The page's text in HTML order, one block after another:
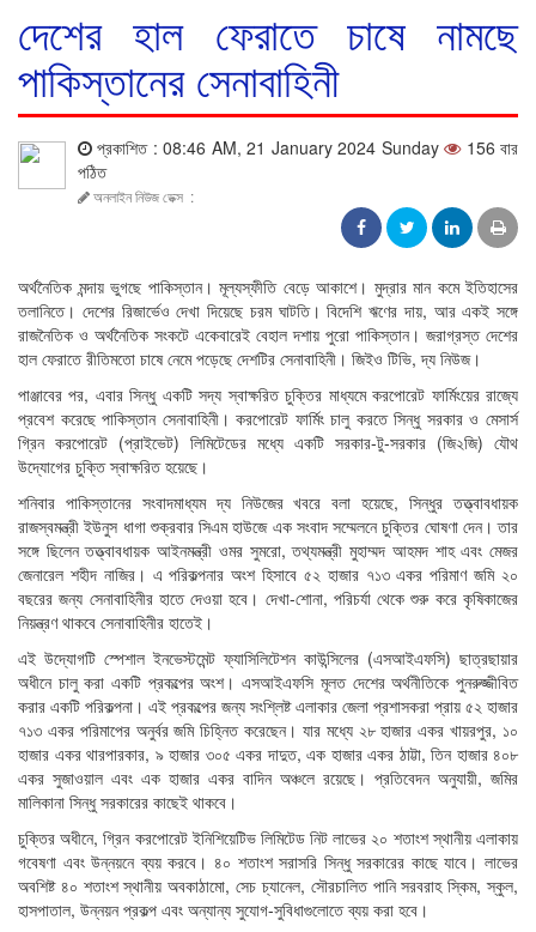
দেশের হাল ফেরাতে চাষে নামছে
পাকিস্তানের সেনাবাহিনী
প্রকাশিত : 08:46 AM, 21 January 2024 Sunday
156 বার
পঠিত
অনলাইন নিউজ ডেক্স :
অর্থনৈতিক মন্দায় ভুগছে পাকিস্তান। মূল্যস্ফীতি বেড়ে আকাশে। মুদ্রার মান কমে ইতিহাসের
তলানিতে। দেশের রিজার্ভেও দেখা দিয়েছে চরম ঘাটতি। বিদেশি ঋণের দায়, আর একই সঙ্গে
রাজনৈতিক ও অর্থনৈতিক সংকটে একেবারেই বেহাল দশায় পুরো পাকিস্তান। জরাগ্রস্ত দেশের
হাল ফেরাতে রীতিমতো চাষে নেমে পড়েছে দেশটির সেনাবাহিনী। জিইও টিভি, দ্য নিউজ।
পাঞ্জাবের পর, এবার সিন্ধু একটি সদ্য স্বাক্ষরিত চুক্তির মাধ্যমে করপোরেট ফার্মিংয়ের রাজ্যে
প্রবেশ করেছে পাকিস্তান সেনাবাহিনী। করপোরেট ফার্মিং চালু করতে সিন্ধু সরকার ও মেসার্স
গ্রিন করপোরেট (প্রাইভেট) লিমিটেডের মধ্যে একটি সরকার-টু-সরকার (জি২জি) যৌথ
উদ্যোগের চুক্তি স্বাক্ষরিত হয়েছে।
শনিবার পাকিস্তানের সংবাদমাধ্যম দ্য নিউজের খবরে বলা হয়েছে, সিন্ধুর তত্ত্বাবধায়ক
রাজস্বমন্ত্রী ইউনুস ধাগা শুক্রবার সিএম হাউজে এক সংবাদ সম্মেলনে চুক্তির ঘোষণা দেন। তার
সঙ্গে ছিলেন তত্ত্বাবধায়ক আইনমন্ত্রী ওমর সুমরো, তথ্যমন্ত্রী মুহাম্মদ আহমদ শাহ এবং মেজর
জেনারেল শহীদ নাজির। এ পরিকল্পনার অংশ হিসাবে ৫২ হাজার ৭১৩ একর পরিমাণ জমি ২০
বছরের জন্য সেনাবাহিনীর হাতে দেওয়া হবে। দেখা-শোনা, পরিচর্যা থেকে শুরু করে কৃষিকাজের
নিয়ন্ত্রণ থাকবে সেনাবাহিনীর হাতেই।
এই উদ্যোগটি স্পেশাল ইনভেস্টমেন্ট ফ্যাসিলিটেশন কাউন্সিলের (এসআইএফসি) ছাত্রছায়ার
অধীনে চালু করা একটি প্রকল্পের অংশ। এসআইএফসি মূলত দেশের অর্থনীতিকে পুনরুজ্জীবিত
করার একটি পরিকল্পনা। এই প্রকল্পের জন্য সংশ্লিষ্ট এলাকার জেলা প্রশাসকরা প্রায় ৫২ হাজার
৭১৩ একর পরিমাপের অনুর্বর জমি চিহ্নিত করেছেন। যার মধ্যে ২৮ হাজার একর খায়রপুর, ১০
হাজার একর থারপারকার, ৯ হাজার ৩০৫ একর দাদুত, এক হাজার একর ঠাট্টা, তিন হাজার ৪০৮
একর সুজাওয়াল এবং এক হাজার একর বাদিন অঞ্চলে রয়েছে। প্রতিবেদন অনুযায়ী, জমির
মালিকানা সিন্ধু সরকারের কাছেই থাকবে।
চুক্তির অধীনে, গ্রিন করপোরেট ইনিশিয়েটিভ লিমিটেড নিট লাভের ২০ শতাংশ স্থানীয় এলাকায়
গবেষণা এবং উন্নয়নে ব্যয় করবে। ৪০ শতাংশ সরাসরি সিন্ধু সরকারের কাছে যাবে। লাভের
অবশিষ্ট ৪০ শতাংশ স্থানীয় অবকাঠামো, সেচ চ্যানেল, সৌরচালিত পানি সরবরাহ স্কিম, স্কুল,
হাসপাতাল, উন্নয়ন প্রকল্প এবং অন্যান্য সুযোগ-সুবিধাগুলোতে ব্যয় করা হবে।